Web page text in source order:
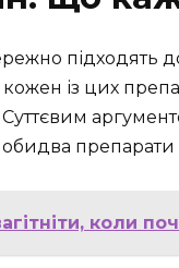
підходять
із цих
Суттєвим
коли